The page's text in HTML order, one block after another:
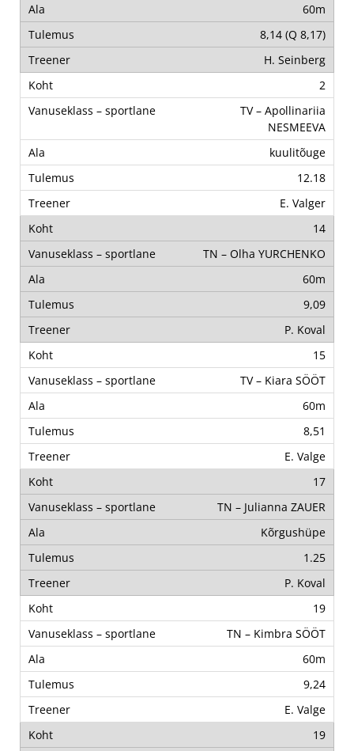
60m
8,14 (Q 8,17)
H. Seinberg
2
TV – Apollinariia
NESMEEVA
kuulitõuge
12.18
E. Valger
14
TN – Olha YURCHENKO
60m
9,09
P. Koval
15
TV – Kiara SÖÖT
60m
8,51
E. Valge
17
TN – Julianna ZAUER
Kõrgushüpe
1.25
P. Koval
19
TN – Kimbra SÖÖT
60m
9,24
E. Valge
19